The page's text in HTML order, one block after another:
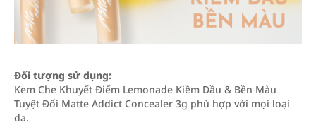
Đối tượng sử dụng:
Kem Che Khuyết Điểm Lemonade Kiềm Dầu & Bền Màu
Tuyệt Đối Matte Addict Concealer 3g phù hợp với mọi loại
da.